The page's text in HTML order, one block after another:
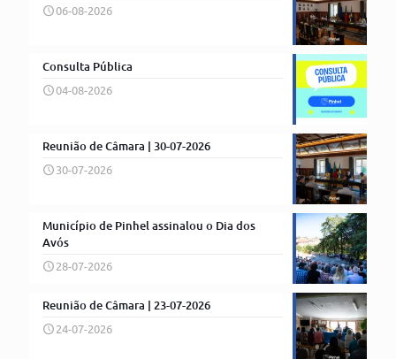
06-08-2026
Consulta Pública
04-08-2026
Reunião de Câmara | 30-07-2026
30-07-2026
Município de Pinhel assinalou o Dia dos
Avós
28-07-2026
Reunião de Câmara | 23-07-2026
24-07-2026